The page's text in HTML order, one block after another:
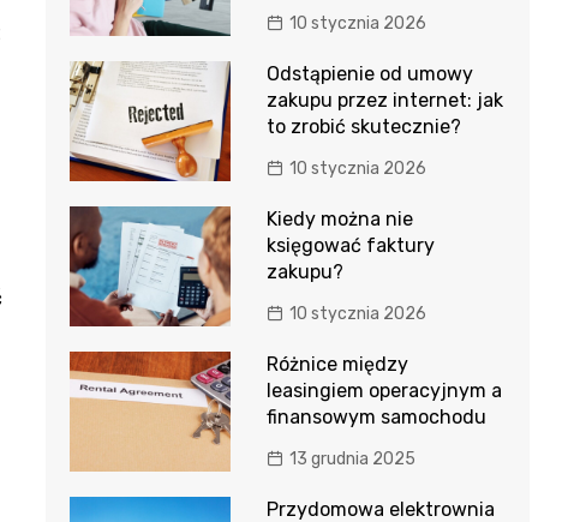
10 stycznia 2026
Odstąpienie od umowy
zakupu przez internet: jak
to zrobić skutecznie?
10 stycznia 2026
Kiedy można nie
księgować faktury
zakupu?
10 stycznia 2026
Różnice między
leasingiem operacyjnym a
finansowym samochodu
13 grudnia 2025
Przydomowa elektrownia